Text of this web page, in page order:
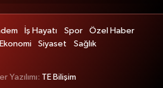
İş Hayatı Spor
Özel Haber
Ekonomi Siyaset Sağlık
Yazılımı: TE Bilişim